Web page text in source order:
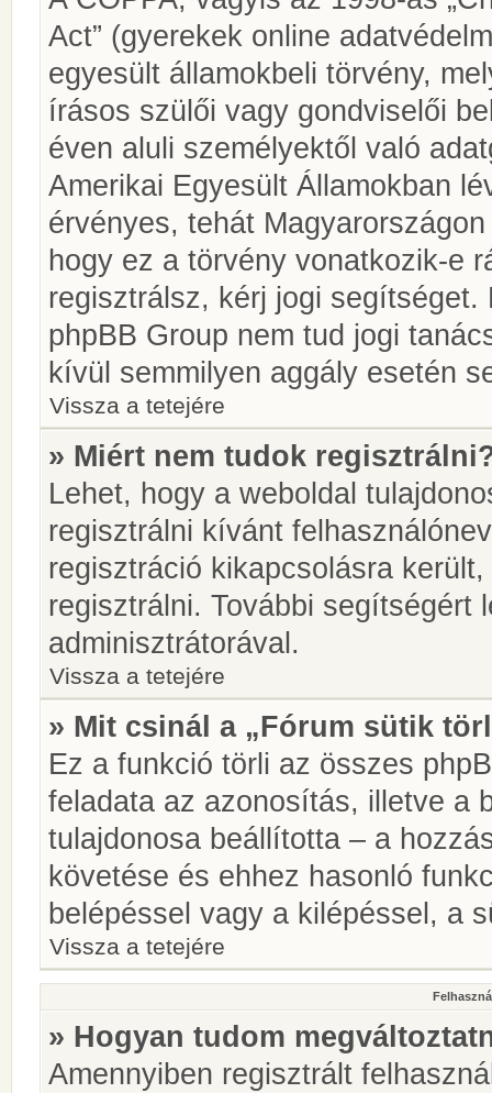
Act” (gyerekek online
egyesült államokbeli törvény,
írásos szülői vagy gondviselői
éven aluli személyektől való
Amerikai Egyesült Államokban
érvényes, tehát
hogy ez a törvény vonatkozik-e
regisztrálsz, kérj jogi
phpBB Group nem tud jogi
kívül semmilyen aggály esetén
Vissza a tetejére
» Miért nem tudok
Lehet, hogy a weboldal
regisztrálni kívánt
regisztráció kikapcsolásra
regisztrálni. További segítségért
adminisztrátorával.
Vissza a tetejére
» Mit csinál a „Fórum sütik
Ez a funkció törli az összes
feladata az azonosítás, illetve a
tulajdonosa beállította – a
követése és ehhez hasonló
belépéssel vagy a kilépéssel, a
Vissza a tetejére
» Hogyan tudom
Amennyiben regisztrált